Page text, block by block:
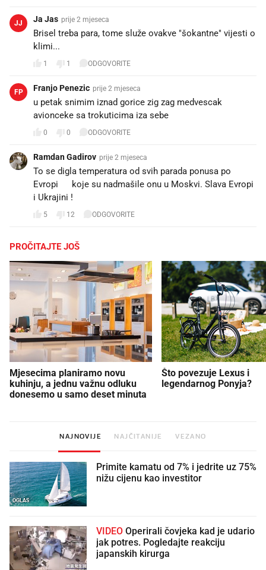
JJ Ja Jas prije 2 mjeseca
Brisel treba para, tome služe ovakve "šokantne" vijesti o
klimi...
1 1 ODGOVORITE
FP Franjo Penezic prije 2 mjeseca
u petak snimim iznad gorice zig zag medvescak
avionceke sa trokuticima iza sebe
0 0 ODGOVORITE
Ramdan Gadirov prije 2 mjeseca
To se digla temperatura od svih parada ponusa po
Evropi🤠 koje su nadmašile onu u Moskvi. Slava Evropi
i Ukrajini !🏳️‍🌈🇪🇺✌️
5 12 ODGOVORITE
PROČITAJTE JOŠ
Mjesecima planiramo novu
kuhinju, a jednu važnu odluku
donesemo u samo deset minuta
Što povezuje Lexus i
legendarnog Ponyja?
NAJNOVIJE NAJČITANIJE VEZANO
OGLAS
Primite kamatu od 7% i jedrite uz 75%
nižu cijenu kao investitor
VIDEO
jak potres. Pogledajte reakciju
japanskih kirurga